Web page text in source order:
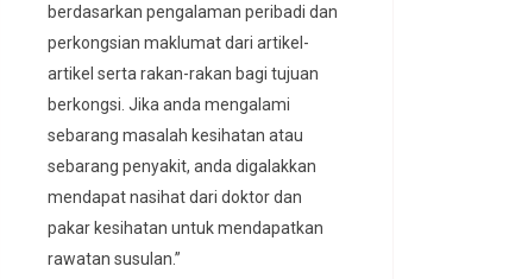
berdasarkan pengalaman peribadi dan
perkongsian maklumat dari artikel-
artikel serta rakan-rakan bagi tujuan
berkongsi. Jika anda mengalami
sebarang masalah kesihatan atau
sebarang penyakit, anda digalakkan
mendapat nasihat dari doktor dan
pakar kesihatan untuk mendapatkan
rawatan susulan.”